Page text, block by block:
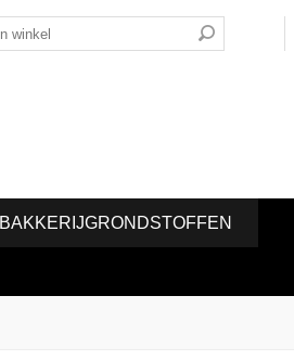
BAKKERIJGRONDSTOFFEN